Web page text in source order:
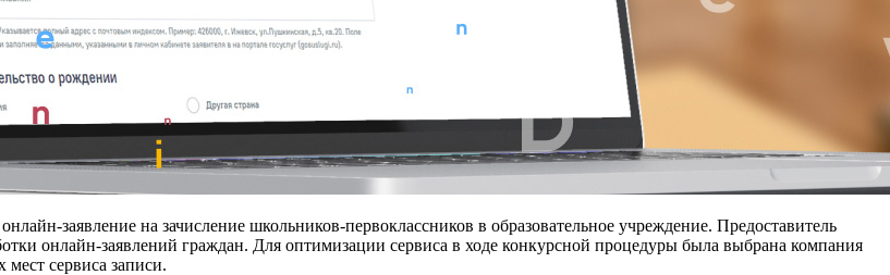
заявление на зачисление школьников-первоклассников в образовательное учреждение. Предоставитель
онлайн-заявлений граждан. Для оптимизации сервиса в ходе конкурсной процедуры была выбрана компания
мест сервиса записи.